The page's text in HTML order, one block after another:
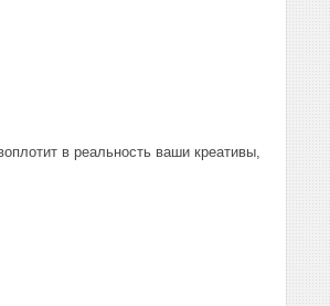
в реальность ваши креативы,